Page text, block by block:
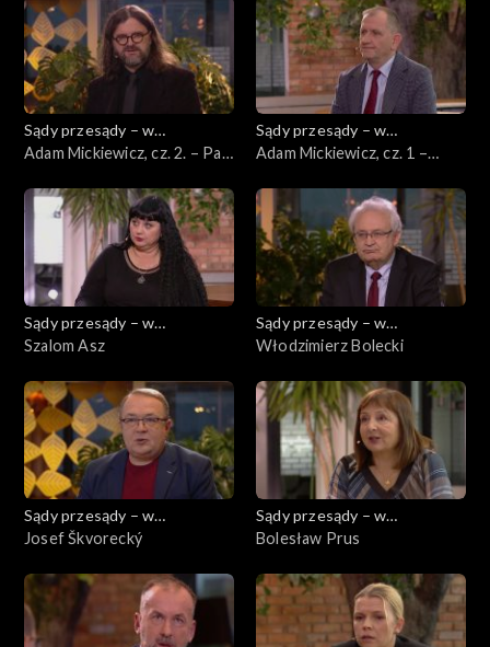
Sądy przesądy – w
powiększeniu
Adam Mickiewicz, cz. 2. – Pan
Sądy przesądy – w
powiększeniu
Adam Mickiewicz, cz. 1 –
Sądy przesądy – w
powiększeniu
Szalom Asz
Sądy przesądy – w
powiększeniu
Włodzimierz Bolecki
Sądy przesądy – w
powiększeniu
Josef Škvorecký
Sądy przesądy – w
powiększeniu
Bolesław Prus